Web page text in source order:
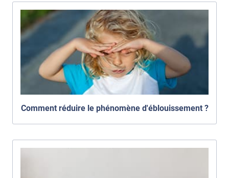
Comment réduire le phénomène d'éblouissement ?